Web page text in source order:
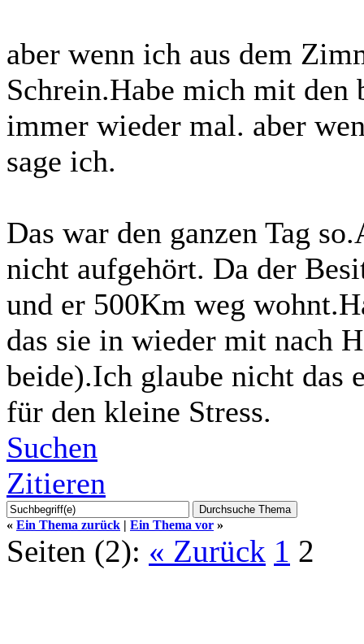
aber wenn ich aus dem
Schrein.Habe mich mit den
immer wieder mal. aber
sage ich.
Das war den ganzen Tag
nicht aufgehört. Da der
und er 500Km weg
das sie in wieder mit nach
beide).Ich glaube nicht das
für den kleine Stress.
Suchen
Zitieren
« Ein Thema zurück | Ein Thema vor »
Seiten (2): « Zurück 1 2